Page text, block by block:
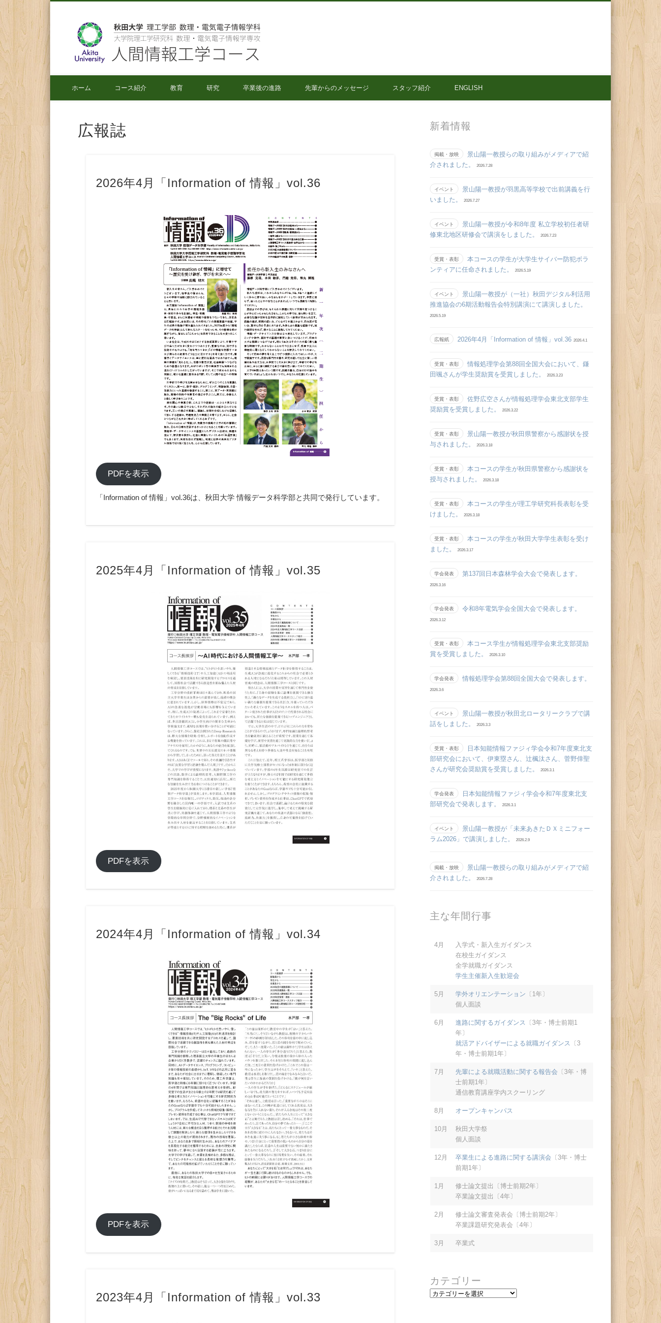
秋田大学 理工学部 数理・電気電子情報学科
ホーム コース紹介 教育 研究 卒業後の進路 先輩からのメッセージ スタッフ紹介 ENGLISH
広報誌
2026年4月「Information of 情報」vol.36
PDFを表示
「Information of 情報」vol.36は、秋田大学 情報データ科学部と共同で発行しています。
2025年4月「Information of 情報」vol.35
PDFを表示
2024年4月「Information of 情報」vol.34
PDFを表示
2023年4月「Information of 情報」vol.33
新着情報
掲載・放映
景山陽一教授らの取り組みがメディアで紹
介されました。
2026.7.28
イベント
景山陽一教授が羽黒高等学校で出前講義を行
いました。
2026.7.27
イベント
景山陽一教授が令和8年度 私立学校初任者研
修東北地区研修会で講演をしました。
2026.7.23
受賞・表彰
本コースの学生が大学生サイバー防犯ボラ
ンティアに任命されました。
2026.5.19
イベント
景山陽一教授が（一社）秋田デジタル利活用
推進協会の6期活動報告会特別講演にて講演しました。
2026.5.19
広報紙 2026年4月「Information of 情報」vol.36 2026.4.1
受賞・表彰
情報処理学会第88回全国大会において、鎌
田颯さんが学生奨励賞を受賞しました。
2026.3.23
受賞・表彰
佐野広空さんが情報処理学会東北支部学生
奨励賞を受賞しました。
2026.3.22
受賞・表彰
景山陽一教授が秋田県警察から感謝状を授
与されました。
2026.3.18
受賞・表彰
本コースの学生が秋田県警察から感謝状を
授与されました。
2026.3.18
受賞・表彰
本コースの学生が理工学研究科長表彰を受
けました。
2026.3.18
受賞・表彰
本コースの学生が秋田大学学生表彰を受け
ました。
2026.3.17
学会発表 第137回日本森林学会大会で発表します。
2026.3.16
学会発表 令和8年電気学会全国大会で発表します。
2026.3.12
受賞・表彰
本コース学生が情報処理学会東北支部奨励
賞を受賞しました。
2026.3.10
学会発表 情報処理学会第88回全国大会で発表します。
2026.3.6
イベント
景山陽一教授が秋田北ロータリークラブで講
話をしました。
2026.3.3
受賞・表彰
日本知能情報ファジィ学会令和7年度東北支
部研究会において、伊東塁さん、辻󠄀楓汰さん、菅野倖聖
さんが研究会奨励賞を受賞しました。
2026.3.1
学会発表
日本知能情報ファジィ学会令和7年度東北支
部研究会で発表します。
2026.3.1
イベント
景山陽一教授が「未来あきたＤＸミニフォー
ラム2026」で講演しました。
2026.2.9
掲載・放映
景山陽一教授らの取り組みがメディアで紹
介されました。
2026.7.28
主な年間行事
4月
入学式・新入生ガイダンス
在校生ガイダンス
全学就職ガイダンス
学生主催新入生歓迎会
5月 学外オリエンテーション 〔1年〕
個人面談
6月 進路に関するガイダンス
〔3年・博士前期1
年〕
就活アドバイザーによる就職ガイダンス
〔3
年・博士前期1年〕
7月 先輩による就職活動に関する報告会 〔3年・博
士前期1年〕
通信教育講座学内スクーリング
8月 オープンキャンパス
10月
秋田大学祭
個人面談
12月 卒業生による進路に関する講演会 〔3年・博士
前期1年〕
1月
修士論文提出〔博士前期2年〕
卒業論文提出〔4年〕
2月
修士論文審査発表会〔博士前期2年〕
卒業課題研究発表会〔4年〕
3月 卒業式
カテゴリー
カ